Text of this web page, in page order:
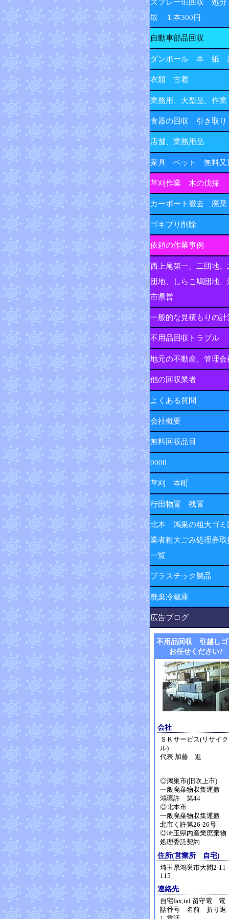
スプレー缶回収 処
取 １本300円
自動車部品回収
ダンボール 本 紙
衣類 古着
業務用、大型品、作業
食器の回収 引き取り
店舗、業務用品
家具 ベット 無料又
草刈作業 木の伐採
カーポート撤去 廃棄
ゴキブリ削除
依頼の作業事例
西上尾第一、二団地、
団地、しらこ鳩団地、
市県営
一般的な見積もりの計
不用品回収トラブル
地元の不動産、管理会
他の回収業者
よくある質問
会社概要
無料回収品目
0000
草刈 本町
行田物置 残置
北本 鴻巣の粗大ゴミ
業者粗大ごみ処理券取
一覧
プラスチック製品
廃棄冷蔵庫
広告ブログ
不用品回収 引越しゴ
お任せください?
会社
ＳＫサービス(リサイク
ル)
代表 加藤 進
◎鴻巣市(旧吹上市)
一般廃棄物収集運搬
鴻環許 第44
◎北本市
一般廃棄物収集運搬
北市く許第26-26号
◎埼玉県内産業廃棄物
処理委託契約
住所(営業所 自宅)
埼玉県鴻巣市大間2-11-
115
連絡先
自宅fax,tel 留守電 電
話番号 名前 折り返